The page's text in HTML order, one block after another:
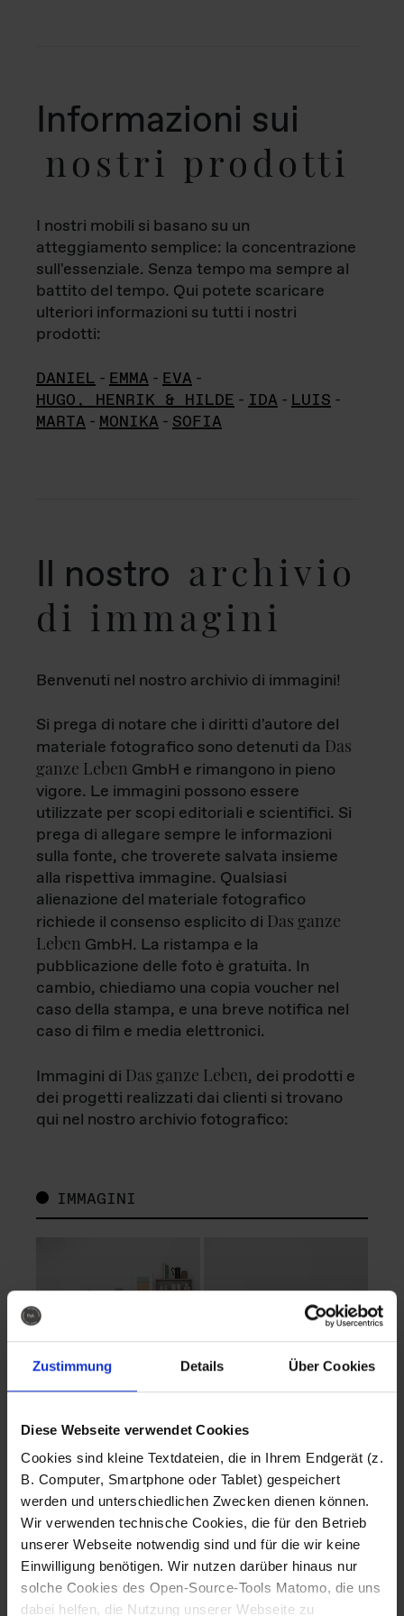
Zustimmung Details Über Cookies
Diese Webseite verwendet Cookies
Cookies sind kleine Textdateien, die in Ihrem Endgerät (z.
B. Computer, Smartphone oder Tablet) gespeichert
werden und unterschiedlichen Zwecken dienen können.
Wir verwenden technische Cookies, die für den Betrieb
unserer Webseite notwendig sind und für die wir keine
Einwilligung benötigen. Wir nutzen darüber hinaus nur
solche Cookies des Open-Source-Tools Matomo, die uns
dabei helfen, die Nutzung unserer Webseite zu
Informazioni sui
nostri prodotti
I nostri mobili si basano su un
atteggiamento semplice: la concentrazione
sull'essenziale. Senza tempo ma sempre al
battito del tempo. Qui potete scaricare
ulteriori informazioni su tutti i nostri
prodotti:
DANIEL - EMMA - EVA -
HUGO, HENRIK & HILDE - IDA - LUIS -
MARTA - MONIKA - SOFIA
Il nostro archivio
di immagini
Benvenuti nel nostro archivio di immagini!
Si prega di notare che i diritti d'autore del
materiale fotografico sono detenuti da Das
ganze Leben GmbH e rimangono in pieno
vigore. Le immagini possono essere
utilizzate per scopi editoriali e scientifici. Si
prega di allegare sempre le informazioni
sulla fonte, che troverete salvata insieme
alla rispettiva immagine. Qualsiasi
alienazione del materiale fotografico
richiede il consenso esplicito di Das ganze
Leben GmbH. La ristampa e la
pubblicazione delle foto è gratuita. In
cambio, chiediamo una copia voucher nel
caso della stampa, e una breve notifica nel
caso di film e media elettronici.
Immagini di Das ganze Leben, dei prodotti e
dei progetti realizzati dai clienti si trovano
qui nel nostro archivio fotografico:
IMMAGINI
Fotografo: Lorenz
Sternbach
Download
Fotografo: Lorenz
Sternbach
Download